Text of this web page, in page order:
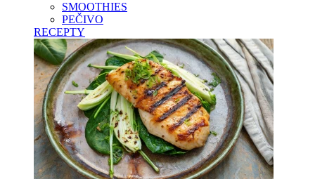
SMOOTHIES
PEČIVO
RECEPTY